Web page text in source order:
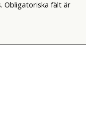
Obligatoriska fält är